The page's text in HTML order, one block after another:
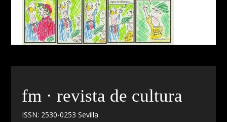
fm · revista de cultura
ISSN: 2530-0253 Sevilla